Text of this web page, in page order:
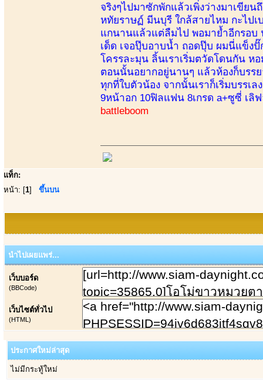
จริงๆไปมาซักพักแล้วเพิ่งว่างมาเขียน
หทัยราษฏ์ มีนบุรี ใกล้สายไหม กะไป
แกนานแล้วแต่ลืมไป พอมาย้ำอีกรอบ
เด็ด เจอปุ๊บอาบน้ำ ถอดปุ๊บ ผมนี่แข็ง
โครรละมุน ลิ้นเราเริ่มตวัดโดนกัน ห
ตอนนั้นอยากอยู่นานๆ แล้วห้องก็บรร
ทุกที่ใบตัวน้อง จากนั้นเราก็เริ่มบรรเ
9หน้าอก 10ฟิลแฟน 8เกรด a+ซูซี่ เลิ
battleboom
แท็ก:
หน้า: [1] ขึ้นบน
นำไปเผยแพร่...
เว็บบอร์ด
(BBCode)
เว็บไซต์ทั่วไป
(HTML)
ประกาศใหม่ล่าสุด
ไม่มีกระทู้ใหม่